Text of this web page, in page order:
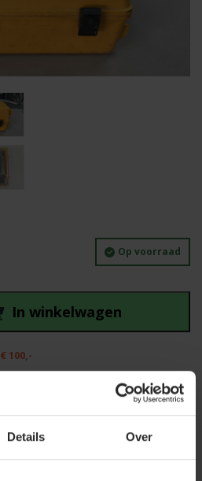
Details Over
Op voorraad
In winkelwagen
€ 100,-